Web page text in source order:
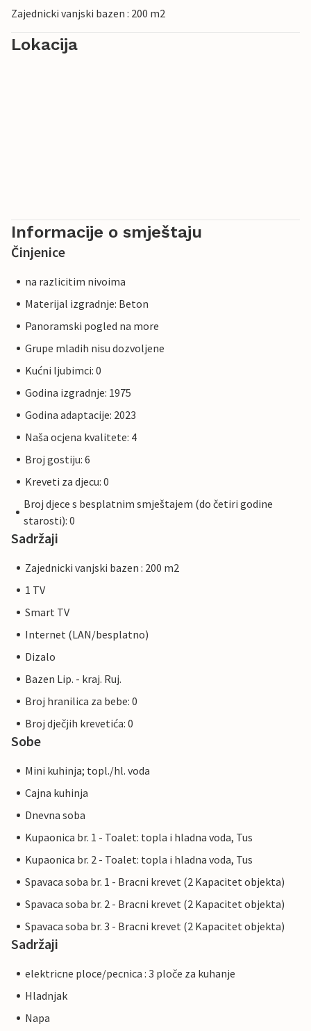
Zajednicki vanjski bazen : 200 m2
Lokacija
Informacije o smještaju
Činjenice
na razlicitim nivoima
Materijal izgradnje: Beton
Panoramski pogled na more
Grupe mladih nisu dozvoljene
Kućni ljubimci: 0
Godina izgradnje: 1975
Godina adaptacije: 2023
Naša ocjena kvalitete: 4
Broj gostiju: 6
Kreveti za djecu: 0
Broj djece s besplatnim smještajem (do četiri godine
starosti): 0
Sadržaji
Zajednicki vanjski bazen : 200 m2
1 TV
Smart TV
Internet (LAN/besplatno)
Dizalo
Bazen Lip. - kraj. Ruj.
Broj hranilica za bebe: 0
Broj dječjih krevetića: 0
Sobe
Mini kuhinja; topl./hl. voda
Cajna kuhinja
Dnevna soba
Kupaonica br. 1 - Toalet: topla i hladna voda, Tus
Kupaonica br. 2 - Toalet: topla i hladna voda, Tus
Spavaca soba br. 1 - Bracni krevet (2 Kapacitet objekta)
Spavaca soba br. 2 - Bracni krevet (2 Kapacitet objekta)
Spavaca soba br. 3 - Bracni krevet (2 Kapacitet objekta)
Sadržaji
elektricne ploce/pecnica : 3 ploče za kuhanje
Hladnjak
Napa